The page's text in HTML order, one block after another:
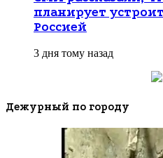
планирует
Россией
3 дня тому назад
Дежурный по городу